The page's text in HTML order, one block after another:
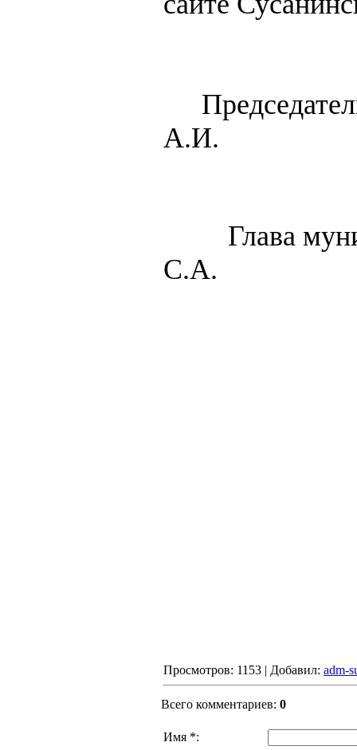
А.И.
Глава
С.А.
Просмотров: 1153 | Добавил: adm-
Всего комментариев: 0
Имя *: